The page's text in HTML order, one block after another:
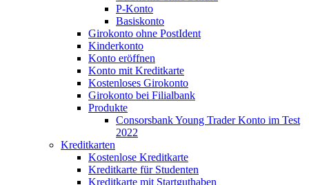
P-Konto
Basiskonto
Girokonto ohne PostIdent
Kinderkonto
Konto eröffnen
Konto mit Kreditkarte
Kostenloses Girokonto
Girokonto bei Filialbank
Produkte
Consorsbank Young Trader Konto im Test
2022
Kreditkarten
Kostenlose Kreditkarte
Kreditkarte für Studenten
Kreditkarte mit Startguthaben